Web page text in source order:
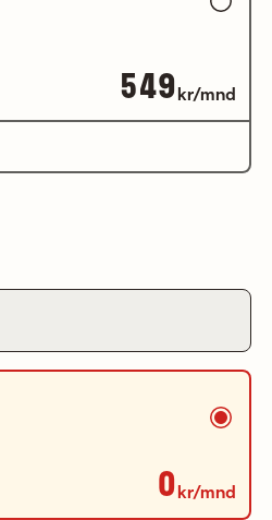
549kr/mnd
0kr/mnd